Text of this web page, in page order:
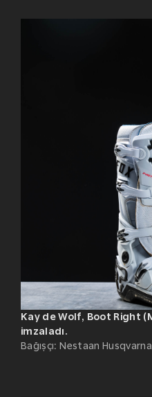
Kay de Wolf, Boot Right
imzaladı.
Bağışçı:Nestaan